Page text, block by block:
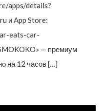
apps/details?
и App Store:
eats-car-
— премиум
на 12 часов […]